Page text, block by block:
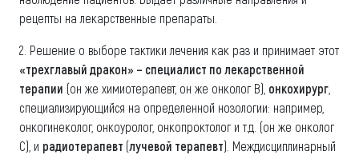
рецепты на лекарственные препараты.
2. Решение о выборе тактики лечения как раз и принимает этот
«трехглавый дракон» – специалист по лекарственной
терапии (он же химиотерапевт, он же онколог В), онкохирург
специализирующийся на определенной нозологии: например,
онкогинеколог, онкоуролог, онкопроктолог и т.д. (он же онколог
С), и радиотерапевт (лучевой терапевт). Междисциплинарный